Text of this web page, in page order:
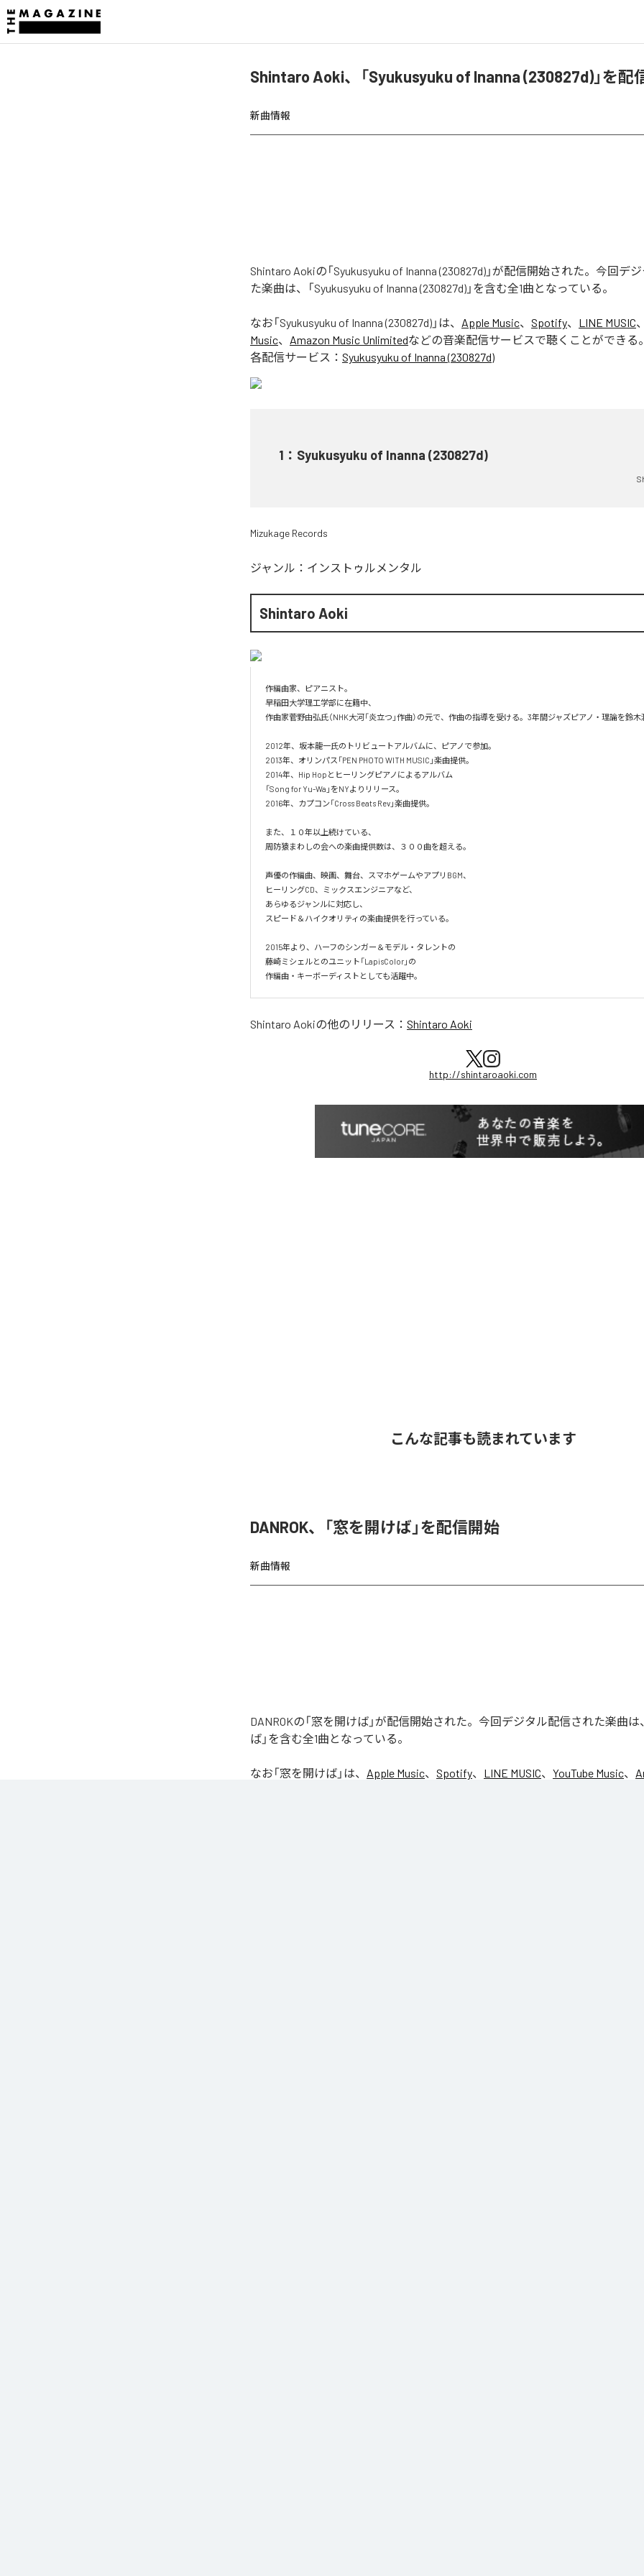
Shintaro Aoki、「Syukusyuku of Inanna (230827d)」を配
新曲情報
Shintaro Aokiの「Syukusyuku of Inanna (230827d)」が配信開始された。今回デ
た楽曲は、「Syukusyuku of Inanna (230827d)」を含む全1曲となっている。
なお「Syukusyuku of Inanna (230827d) 」は、 Apple Music、 Spotify、 LINE MUSIC、
Music、 Amazon Music Unlimitedなどの音楽配信サービスで聴くことができる。
各配信サービス： Syukusyuku of Inanna (230827d)
1 ： Syukusyuku of Inanna (230827d)
Mizukage Records
ジャンル： インストゥルメンタル
Shintaro Aoki
作編曲家、ピアニスト。
早稲田大学理工学部に在籍中、
作曲家菅野由弘氏（NHK大河「炎立つ」作曲）の元で、作曲の指導を受ける。3年間ジャズピアノ・理論を鈴木
2012年、坂本龍一氏のトリビュートアルバムに、ピアノで参加。
2013年、オリンパス「PEN PHOTO WITH MUSIC」楽曲提供。
2014年、Hip Hopとヒーリングピアノによるアルバム
「Song for Yu-Wa」をNYよりリリース。
2016年、カプコン「Cross Beats Rev」楽曲提供。
また、１０年以上続けている、
周防猿まわしの会への楽曲提供数は、３００曲を超える。
声優の作編曲、映画、舞台、スマホゲームやアプリBGM、
ヒーリングCD、ミックスエンジニアなど、
あらゆるジャンルに対応し、
スピード＆ハイクオリティの楽曲提供を行っている。
2015年より、ハーフのシンガー＆モデル・タレントの
藤崎ミシェルとのユニット「LapisColor」の
作編曲・キーボーディストとしても活躍中。
Shintaro Aokiの他のリリース： Shintaro Aoki
http://shintaroaoki.com
こんな記事も読まれています
DANROK、「窓を開けば」を配信開始
新曲情報
DANROKの「窓を開けば」が配信開始された。今回デジタル配信された楽曲は
ば」を含む全1曲となっている。
なお「窓を開けば 」は、 Apple Music、 Spotify、 LINE MUSIC、 YouTube Music、